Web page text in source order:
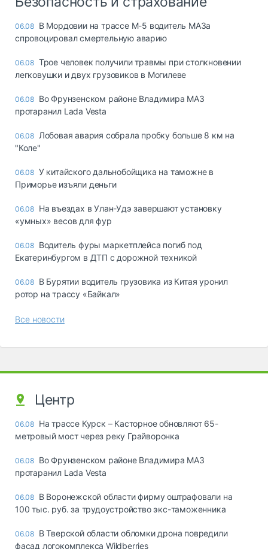
06.08 В Мордовии на трассе М-5 водитель МАЗа
спровоцировал смертельную аварию
06.08 Трое человек получили травмы при столкновении
легковушки и двух грузовиков в Могилеве
06.08 Во Фрунзенском районе Владимира МАЗ
протаранил Lada Vesta
06.08 Лобовая авария собрала пробку больше 8 км на
"Коле"
06.08 У китайского дальнобойщика на таможне в
Приморье изъяли деньги
06.08 Ha въeздax в Улaн-Удэ зaвepшaют ycтaнoвкy
«yмныx» вecoв для фyp
06.08 Водитель фуры маркетплейса погиб под
Екатеринбургом в ДТП с дорожной техникой
06.08 В Бурятии водитель грузовика из Китая уронил
ротор на трассу «Байкал»
Все новости
Центр
06.08 На трассе Курск – Касторное обновляют 65-
метровый мост через реку Грайворонка
06.08 Во Фрунзенском районе Владимира МАЗ
протаранил Lada Vesta
06.08 В Воронежской области фирму оштрафовали на
100 тыс. руб. за трудоустройство экс-таможенника
06.08 В Тверской области обломки дрона повредили
фасад логокомплекса Wildberries